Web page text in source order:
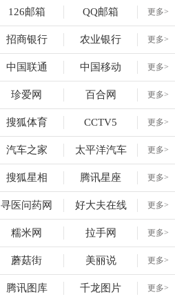
126邮箱 QQ邮箱 更多>
招商银行 农业银行 更多>
中国联通 中国移动 更多>
珍爱网 百合网 更多>
搜狐体育 CCTV5 更多>
汽车之家 太平洋汽车 更多>
搜狐星相 腾讯星座 更多>
寻医问药网 好大夫在线 更多>
糯米网 拉手网 更多>
蘑菇街 美丽说 更多>
腾讯图库 千龙图片 更多>